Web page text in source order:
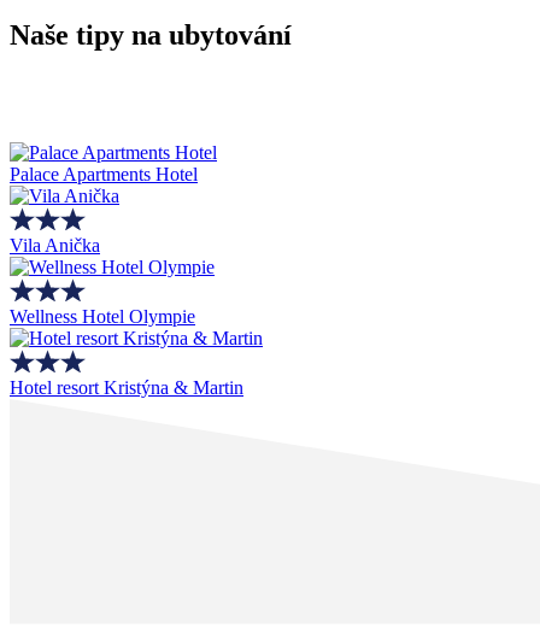
Naše tipy na ubytování
Palace Apartments Hotel
Vila Anička
Wellness Hotel Olympie
Hotel resort Kristýna & Martin